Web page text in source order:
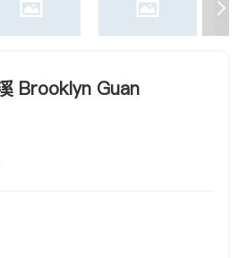
关艺溪 Brooklyn Guan